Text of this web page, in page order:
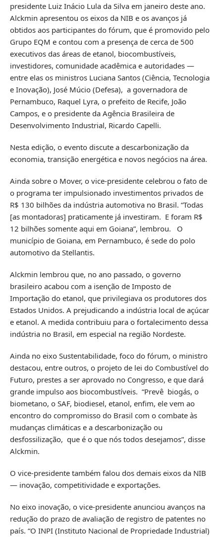
presidente Luiz Inácio Lula da Silva em janeiro deste ano.
Alckmin apresentou os eixos da NIB e os avanços já
obtidos aos participantes do fórum, que é promovido pelo
Grupo EQM e contou com a presença de cerca de 500
executivos das áreas de etanol, biocombustíveis,
investidores, comunidade acadêmica e autoridades —
entre elas os ministros Luciana Santos (Ciência, Tecnologia
e Inovação), José Múcio (Defesa), a governadora de
Pernambuco, Raquel Lyra, o prefeito de Recife, João
Campos, e o presidente da Agência Brasileira de
Desenvolvimento Industrial, Ricardo Capelli.
Nesta edição, o evento discute a descarbonização da
economia, transição energética e novos negócios na área.
Ainda sobre o Mover, o vice-presidente celebrou o fato de
o programa ter impulsionado investimentos privados de
R$ 130 bilhões da indústria automotiva no Brasil. “Todas
[as montadoras] praticamente já investiram. E foram R$
12 bilhões somente aqui em Goiana”, lembrou. O
município de Goiana, em Pernambuco, é sede do polo
automotivo da Stellantis.
Alckmin lembrou que, no ano passado, o governo
brasileiro acabou com a isenção de Imposto de
Importação do etanol, que privilegiava os produtores dos
Estados Unidos. A prejudicando a indústria local de açúcar
e etanol. A medida contribuiu para o fortalecimento dessa
indústria no Brasil, em especial na região Nordeste.
Ainda no eixo Sustentabilidade, foco do fórum, o ministro
destacou, entre outros, o projeto de lei do Combustível do
Futuro, prestes a ser aprovado no Congresso, e que dará
grande impulso aos biocombustíveis. “Prevê biogás, o
biometano, o SAF, biodiesel, etanol, enfim, ele vem ao
encontro do compromisso do Brasil com o combate às
mudanças climáticas e a descarbonização ou
desfossilização, que é o que nós todos desejamos”, disse
Alckmin.
O vice-presidente também falou dos demais eixos da NIB
— inovação, competitividade e exportações.
No eixo inovação, o vice-presidente anunciou avanços na
redução do prazo de avaliação de registro de patentes no
país. “O INPI (Instituto Nacional de Propriedade Industrial)